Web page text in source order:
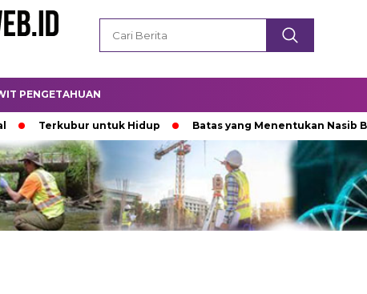
PENGETAHUAN
Terkubur untuk Hidup Batas yang Menentukan Nasib Bintang